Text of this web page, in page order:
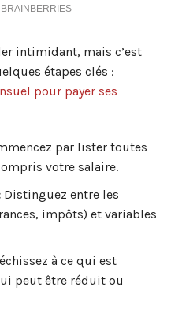
intimidant, mais c’est
étapes clés :
pour payer ses
par lister toutes
votre salaire.
Distinguez entre les
impôts) et variables
à ce qui est
peut être réduit ou